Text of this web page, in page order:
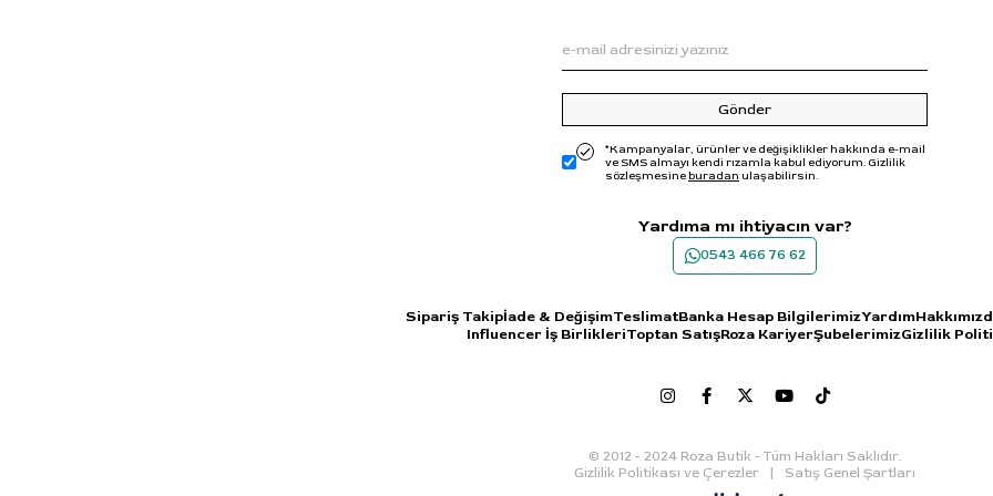
Gönder
*Kampanyalar, ürünler ve değişiklikler hakkında e-mail
ve SMS almayı kendi rızamla kabul ediyorum. Gizlilik
sözleşmesineburadan ulaşabilirsin.
Yardıma mı ihtiyacın var?
0543 466 76 62
Sipariş Takipİade & DeğişimTeslimatBanka Hesap BilgilerimizYardım
Influencer İş BirlikleriToptan SatışRoza KariyerŞubelerimizGizlilik
© 2012 - 2024 Roza Butik - Tüm Hakları Saklıdır.
Gizlilik Politikası ve Çerezler
Satış Genel Şartları